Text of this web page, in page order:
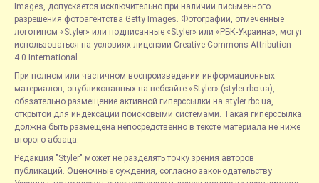
Images, допускается исключительно при наличии письменного
разрешения фотоагентства Getty Images. Фотографии, отмеченные
логотипом «Styler» или подписанные «Styler» или «РБК-Украина», могут
использоваться на условиях лицензии Creative Commons Attribution
4.0 International.
При полном или частичном воспроизведении информационных
материалов, опубликованных на вебсайте «Styler» (styler.rbc.ua),
обязательно размещение активной гиперссылки на styler.rbc.ua,
открытой для индексации поисковыми системами. Такая гиперссылка
должна быть размещена непосредственно в тексте материала не ниже
второго абзаца.
Редакция "Styler" может не разделять точку зрения авторов
публикаций. Оценочные суждения, согласно законодательству